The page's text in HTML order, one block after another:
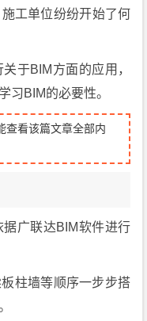
工单位纷纷开始了何
于BIM方面的应用，
习BIM的必要性。
查看该篇文章全部内
广联达BIM软件进行
柱墙等顺序一步步搭